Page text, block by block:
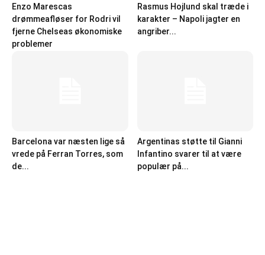
Enzo Marescas
drømmeafløser for Rodri vil
fjerne Chelseas økonomiske
problemer
Rasmus Hojlund skal træde i
karakter – Napoli jagter en
angriber...
Barcelona var næsten lige så
vrede på Ferran Torres, som
de...
Argentinas støtte til Gianni
Infantino svarer til at være
populær på...